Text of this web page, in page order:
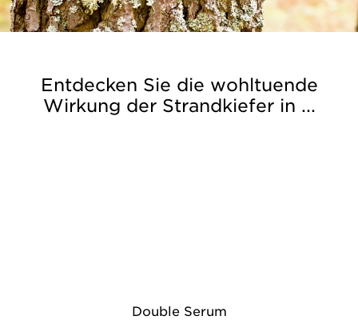
Entdecken Sie die wohltuende
Wirkung der Strandkiefer in ...
Double Serum